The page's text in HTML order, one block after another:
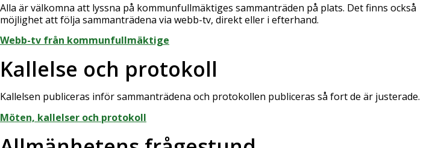
Alla är välkomna att lyssna på kommunfullmäktiges sammanträden på plats. Det finns också
möjlighet att följa sammanträdena via webb-tv, direkt eller i efterhand.
Webb-tv från kommunfullmäktige
Kallelse och protokoll
Kallelsen publiceras inför sammanträdena och protokollen publiceras så fort de är justerade.
Möten, kallelser och protokoll